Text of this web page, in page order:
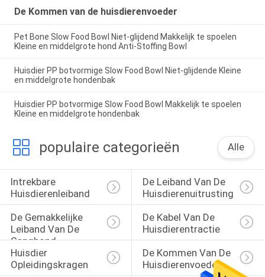
De Kommen van de huisdierenvoeder
Pet Bone Slow Food Bowl Niet-glijdend Makkelijk te spoelen
Kleine en middelgrote hond Anti-Stoffing Bowl
Huisdier PP botvormige Slow Food Bowl Niet-glijdende Kleine
en middelgrote hondenbak
Huisdier PP botvormige Slow Food Bowl Makkelijk te spoelen
Kleine en middelgrote hondenbak
populaire categorieën Alle
Intrekbare
Huisdierenleiband
De Leiband Van De
Huisdierenuitrusting
De Gemakkelijke
Leiband Van De
Ganghond
De Kabel Van De
Huisdierentractie
Huisdier
Opleidingskragen
De Kommen Van De
Huisdierenvoeder